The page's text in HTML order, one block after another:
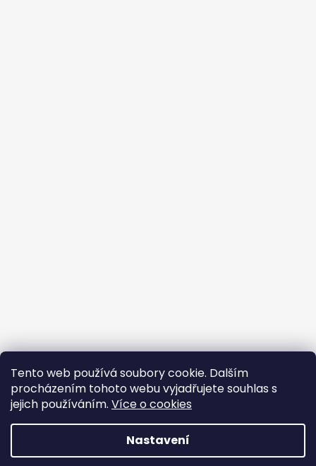
Tento web používá soubory cookie. Dalším
procházením tohoto webu vyjadřujete souhlas s
jejich používáním. Více o cookies
Nastavení
Vytvořil Shoptet
BROJIR.EU - prodej,servis zahradní
techniky AL-KO,prodej náhradních dílů AL-